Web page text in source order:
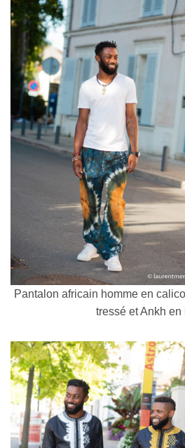
Pantalon africain homme en
tressé et Ankh en